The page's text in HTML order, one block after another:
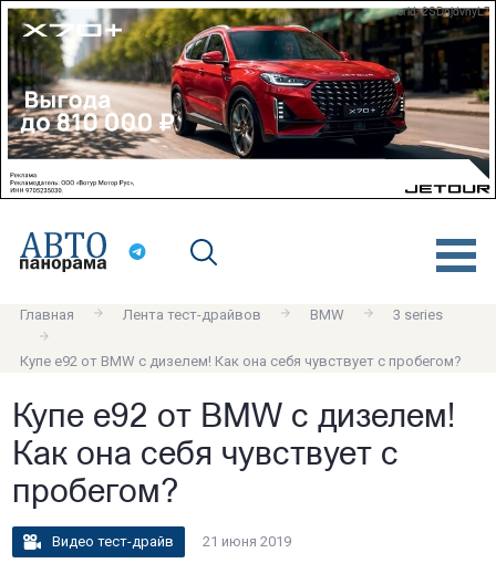
erid: 2SDnjdvnyL7
Главная Лента тест-драйвов BMW 3 series
Купе е92 от BMW с дизелем! Как она себя чувствует с пробегом?
Купе е92 от BMW с дизелем!
Как она себя чувствует с
пробегом?
Видео тест-драйв 21 июня 2019